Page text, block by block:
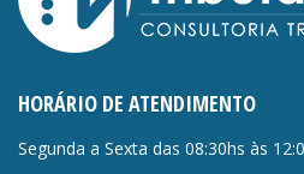
HORÁRIO DE ATENDIMENTO
Segunda a Sexta das 08:30hs às